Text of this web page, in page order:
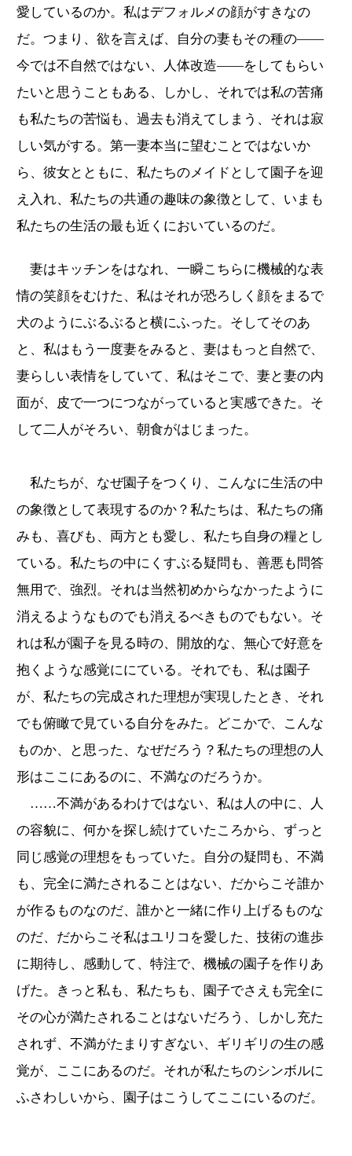
愛しているのか。私はデフォルメの顔がすきなの
だ。つまり、欲を言えば、自分の妻もその種の——
今では不自然ではない、人体改造―—をしてもらい
たいと思うこともある、しかし、それでは私の苦痛
も私たちの苦悩も、過去も消えてしまう、それは寂
しい気がする。第一妻本当に望むことではないか
ら、彼女とともに、私たちのメイドとして園子を迎
え入れ、私たちの共通の趣味の象徴として、いまも
私たちの生活の最も近くにおいているのだ。
妻はキッチンをはなれ、一瞬こちらに機械的な表
情の笑顔をむけた、私はそれが恐ろしく顔をまるで
犬のようにぶるぶると横にふった。そしてそのあ
と、私はもう一度妻をみると、妻はもっと自然で、
妻らしい表情をしていて、私はそこで、妻と妻の内
面が、皮で一つにつながっていると実感できた。そ
して二人がそろい、朝食がはじまった。
私たちが、なぜ園子をつくり、こんなに生活の中
の象徴として表現するのか？私たちは、私たちの痛
みも、喜びも、両方とも愛し、私たち自身の糧とし
ている。私たちの中にくすぶる疑問も、善悪も問答
無用で、強烈。それは当然初めからなかったように
消えるようなものでも消えるべきものでもない。そ
れは私が園子を見る時の、開放的な、無心で好意を
抱くような感覚ににている。それでも、私は園子
が、私たちの完成された理想が実現したとき、それ
でも俯瞰で見ている自分をみた。どこかで、こんな
ものか、と思った、なぜだろう？私たちの理想の人
形はここにあるのに、不満なのだろうか。
……不満があるわけではない、私は人の中に、人
の容貌に、何かを探し続けていたころから、ずっと
同じ感覚の理想をもっていた。自分の疑問も、不満
も、完全に満たされることはない、だからこそ誰か
が作るものなのだ、誰かと一緒に作り上げるものな
のだ、だからこそ私はユリコを愛した、技術の進歩
に期待し、感動して、特注で、機械の園子を作りあ
げた。きっと私も、私たちも、園子でさえも完全に
その心が満たされることはないだろう、しかし充た
されず、不満がたまりすぎない、ギリギリの生の感
覚が、ここにあるのだ。それが私たちのシンボルに
ふさわしいから、園子はこうしてここにいるのだ。